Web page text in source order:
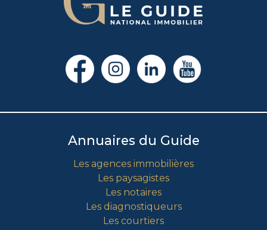
Annuaires du Guide
Les agences immobilières
Les paysagistes
Les notaires
Les diagnostiqueurs
Les courtiers